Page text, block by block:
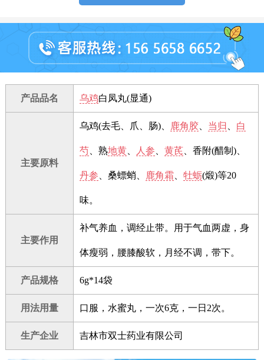
产品品名 乌鸡白凤丸(显通)
主要原料
乌鸡(去毛、爪、肠)、 鹿角胶、 当归 白
芍、熟地黄、 人参 黄芪、香附(醋制)、
丹参 、桑螵蛸、 鹿角霜 牡蛎(煅)等20
味。
主要作用
补气养血，调经止带。用于气血两虚，身
体瘦弱，腰膝酸软，月经不调，带下。
产品规格 6g*14袋
用法用量 口服，水蜜丸，一次6克，一日2次。
生产企业 吉林市双士药业有限公司